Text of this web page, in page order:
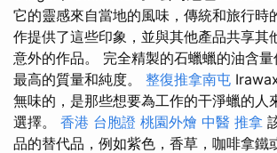
它的靈感來自當地的風味，傳統和旅行時
作提供了這些印象，並與其他產品共享其
意外的作品。 完全精製的石蠟蠟的油含量
最高的質量和純度。 整復推拿南屯
無味的，是那些想要為工作的干淨蠟的人
選擇。 香港 台胞證 桃園外燴 中醫 推拿
品的替代品，例如紫色，香草，咖啡拿鐵